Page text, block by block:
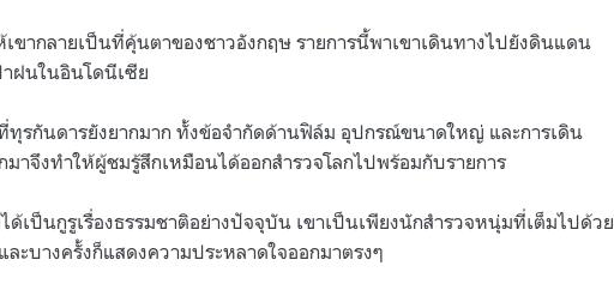
เขากลายเป็นที่คุ้นตาของชาวอังกฤษ รายการนี้พาเขาเดินทางไปยังดินแดน
ฝนในอินโดนีเซีย
รกันดารยังยากมาก ทั้งข้อจำกัดด้านฟิล์ม อุปกรณ์ขนาดใหญ่ และการเดิน
าจึงทำให้ผู้ชมรู้สึกเหมือนได้ออกสำรวจโลกไปพร้อมกับรายการ
ด้เป็นกูรูเรื่องธรรมชาติอย่างปัจจุบัน เขาเป็นเพียงนักสำรวจหนุ่มที่เต็มไปด้วย
ะบางครั้งก็แสดงความประหลาดใจออกมาตรงๆ